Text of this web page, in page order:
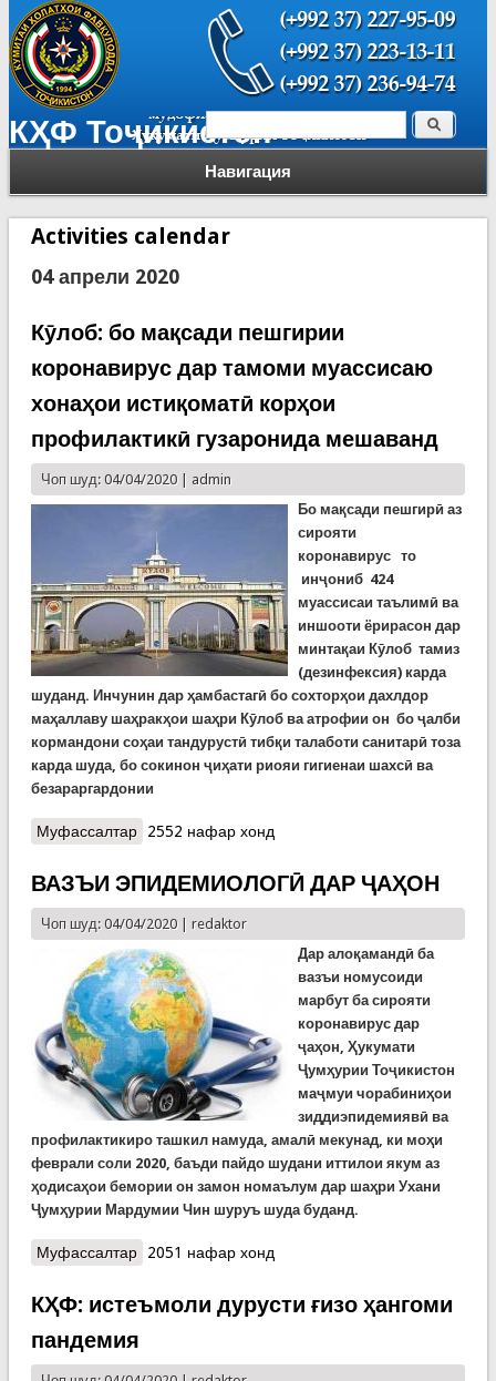
КҲФ Тоҷикистон
Навигация
Форма поиска Поиск
Activities calendar
04 апрели 2020
Кӯлоб: бо мақсади пешгирии
коронавирус дар тамоми муассисаю
хонаҳои истиқоматӣ корҳои
профилактикӣ гузаронида мешаванд
Чоп шуд: 04/04/2020 | admin
Бо мақсади пешгирӣ аз
сирояти
коронавирус то
инҷониб 424
муассисаи таълимӣ ва
иншооти ёрирасон дар
минтақаи Кӯлоб тамиз
(дезинфексия) карда
шуданд. Инчунин дар ҳамбастагӣ бо сохторҳои дахлдор
маҳаллаву шаҳракҳои шаҳри Кӯлоб ва атрофии он бо ҷалби
кормандони соҳаи тандурустӣ тибқи талаботи санитарӣ тоза
карда шуда, бо сокинон ҷиҳати риояи гигиенаи шахсӣ ва
безараргардонии
Муфассалтаро Кӯлоб: бо мақсади пешгирии коронавирус дар
профилактикӣ гузаронида мешаванд
2552 нафар хонд
ВАЗЪИ ЭПИДЕМИОЛОГӢ ДАР ҶАҲОН
Чоп шуд: 04/04/2020 | redaktor
Дар алоқамандӣ ба
вазъи номусоиди
марбут ба сирояти
коронавирус дар
ҷаҳон, Ҳукумати
Ҷумҳурии Тоҷикистон
маҷмуи чорабиниҳои
зиддиэпидемиявӣ ва
профилактикиро ташкил намуда, амалӣ мекунад, ки моҳи
феврали соли 2020, баъди пайдо шудани иттилои якум аз
ҳодисаҳои бемории он замон номаълум дар шаҳри Ухани
Ҷумҳурии Мардумии Чин шуруъ шуда буданд.
Муфассалтаро ВАЗЪИ ЭПИДЕМИОЛОГӢ ДАР ҶАҲОН
2051 нафар хонд
КҲФ: истеъмоли дурусти ғизо ҳангоми
пандемия